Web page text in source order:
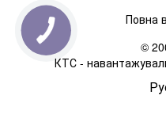
Повна
©
КТС -